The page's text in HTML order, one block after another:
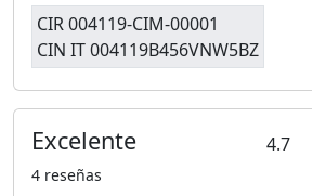
CIR 004119-CIM-00001
CIN IT 004119B456VNW5BZ
Excelente 4.7
4 reseñas